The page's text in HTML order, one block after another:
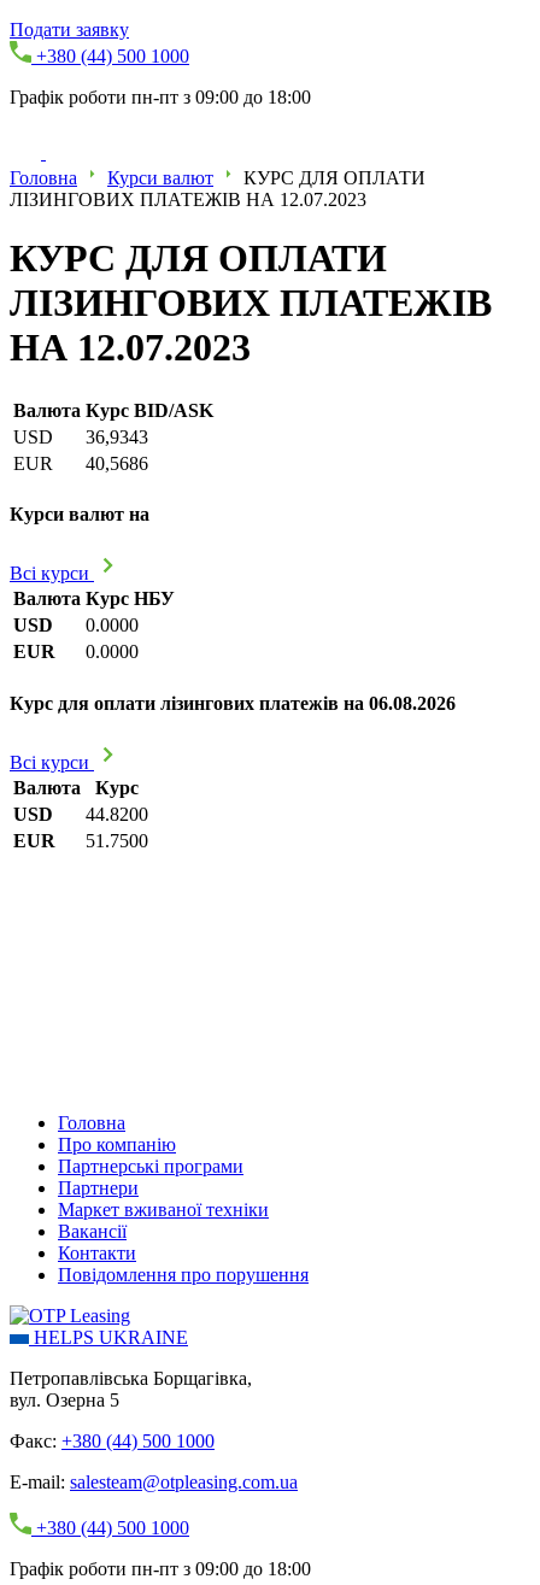
Подати заявку
+380 (44) 500 1000
Графік роботи пн-пт з 09:00 до 18:00
Головна Курси валют
КУРС ДЛЯ ОПЛАТИ
ЛІЗИНГОВИХ ПЛАТЕЖІВ НА 12.07.2023
КУРС ДЛЯ ОПЛАТИ
ЛІЗИНГОВИХ ПЛАТЕЖІВ
НА 12.07.2023
Валюта Курс BID/ASK
USD
36,9343
EUR
40,5686
Курси валют на
Всі курси
Валюта Курс НБУ
USD
0.0000
EUR
0.0000
Курс для оплати лізингових платежів на 06.08.2026
Всі курси
Валюта
Курс
USD
44.8200
EUR
51.7500
Головна
Про компанію
Партнерські програми
Партнери
Маркет вживаної техніки
Вакансії
Контакти
Повідомлення про порушення
HELPS UKRAINE
Петропавлівська Борщагівка,
вул. Озерна 5
Факс: +380 (44) 500 1000
E-mail: salesteam@otpleasing.com.ua
+380 (44) 500 1000
Графік роботи пн-пт з 09:00 до 18:00